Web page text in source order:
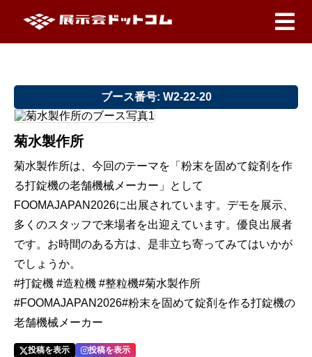
ブース番号: W2-22-20
菊水製作所
菊水製作所は、今回のテーマを「粉末を固めて錠剤を作
る打錠機の老舗機械メーカー」として
FOOMAJAPAN2026に出展されています。デモを展示、
多くのスタッフで来場者を出迎えています。優良出展者
です。お時間のある方は、是非立ち寄ってみてはいかが
でしょうか。
#打錠機 #造粒機 #整粒機#菊水製作所
#FOOMAJAPAN2026#粉末を固めて錠剤を作る打錠機の
老舗機械メーカー
投稿を表示 投稿を表示